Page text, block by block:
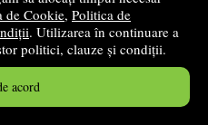
de Cookie, Politica de
. Utilizarea în continuare a
politici, clauze și condiții.
acord
pe 27.02.2009